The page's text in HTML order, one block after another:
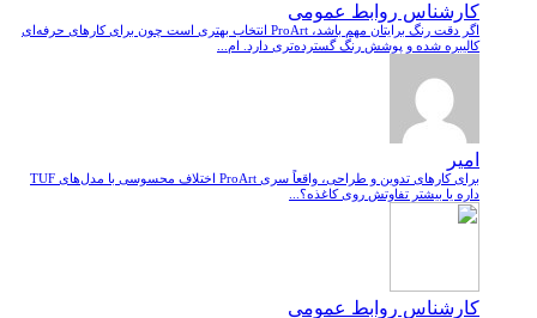
کارشناس روابط عمومی
اگر دقت رنگ برایتان مهم باشد، ProArt انتخاب بهتری است چون برای کارهای حرفه‌ای
کالیبره شده و پوشش رنگ گسترده‌تری دارد. ام...
امیر
برای کارهای تدوین و طراحی، واقعاً سری ProArt اختلاف محسوسی با مدل‌های TUF
داره یا بیشتر تفاوتش روی کاغذه؟...
کارشناس روابط عمومی